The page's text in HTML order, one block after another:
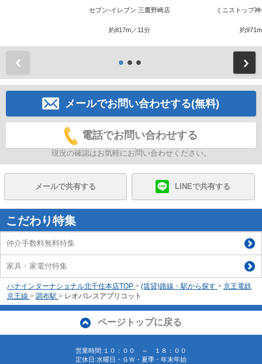
セブン‐イレブン 三鷹野崎店
約817m／11分
ミニストップ
約
メールでお問い合わせする(無料)
電話でお問い合わせする
現況の確認はお気軽にお問い合わせください。
メールで共有する LINEで共有する
こだわり特集
仲介手数料無料特集
家具・家電付特集
ハナインターナショナル北千住本店TOP > (賃貸)路線・駅から探す > 京王電鉄
京王線 > 調布駅 > レオパレスアプリコット
ページトップに戻る
営業時間:１０：００ ～ １８：００
定休日:水曜日・ＧＷ・夏季・年末年始